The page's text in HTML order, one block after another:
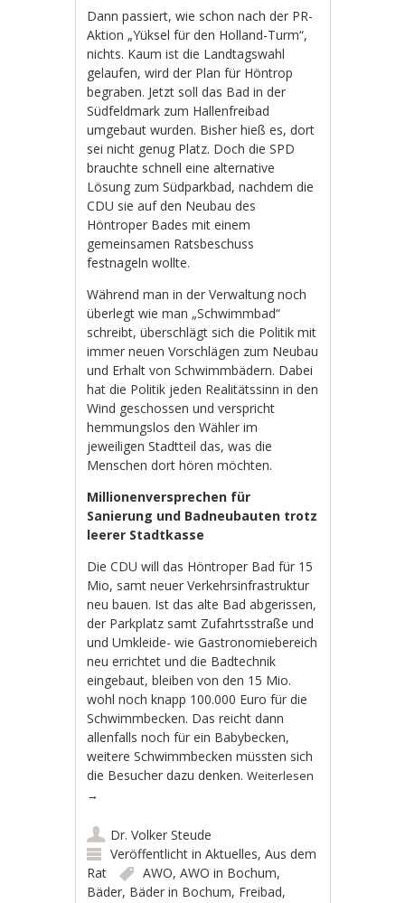
Dann passiert, wie schon nach der PR-
Aktion „Yüksel für den Holland-Turm“,
nichts. Kaum ist die Landtagswahl
gelaufen, wird der Plan für Höntrop
begraben. Jetzt soll das Bad in der
Südfeldmark zum Hallenfreibad
umgebaut wurden. Bisher hieß es, dort
sei nicht genug Platz. Doch die SPD
brauchte schnell eine alternative
Lösung zum Südparkbad, nachdem die
CDU sie auf den Neubau des
Höntroper Bades mit einem
gemeinsamen Ratsbeschuss
festnageln wollte.
Während man in der Verwaltung noch
überlegt wie man „Schwimmbad“
schreibt, überschlägt sich die Politik mit
immer neuen Vorschlägen zum Neubau
und Erhalt von Schwimmbädern. Dabei
hat die Politik jeden Realitätssinn in den
Wind geschossen und verspricht
hemmungslos den Wähler im
jeweiligen Stadtteil das, was die
Menschen dort hören möchten.
Millionenversprechen für
Sanierung und Badneubauten trotz
leerer Stadtkasse
Die CDU will das Höntroper Bad für 15
Mio, samt neuer Verkehrsinfrastruktur
neu bauen. Ist das alte Bad abgerissen,
der Parkplatz samt Zufahrtsstraße und
und Umkleide- wie Gastronomiebereich
neu errichtet und die Badtechnik
eingebaut, bleiben von den 15 Mio.
wohl noch knapp 100.000 Euro für die
Schwimmbecken. Das reicht dann
allenfalls noch für ein Babybecken,
weitere Schwimmbecken müssten sich
die Besucher dazu denken.Weiterlesen
→
Dr. Volker Steude
Veröffentlicht inAktuelles,Aus dem
Rat
AWO,AWO in Bochum,
Bäder, Bäder in Bochum, Freibad,